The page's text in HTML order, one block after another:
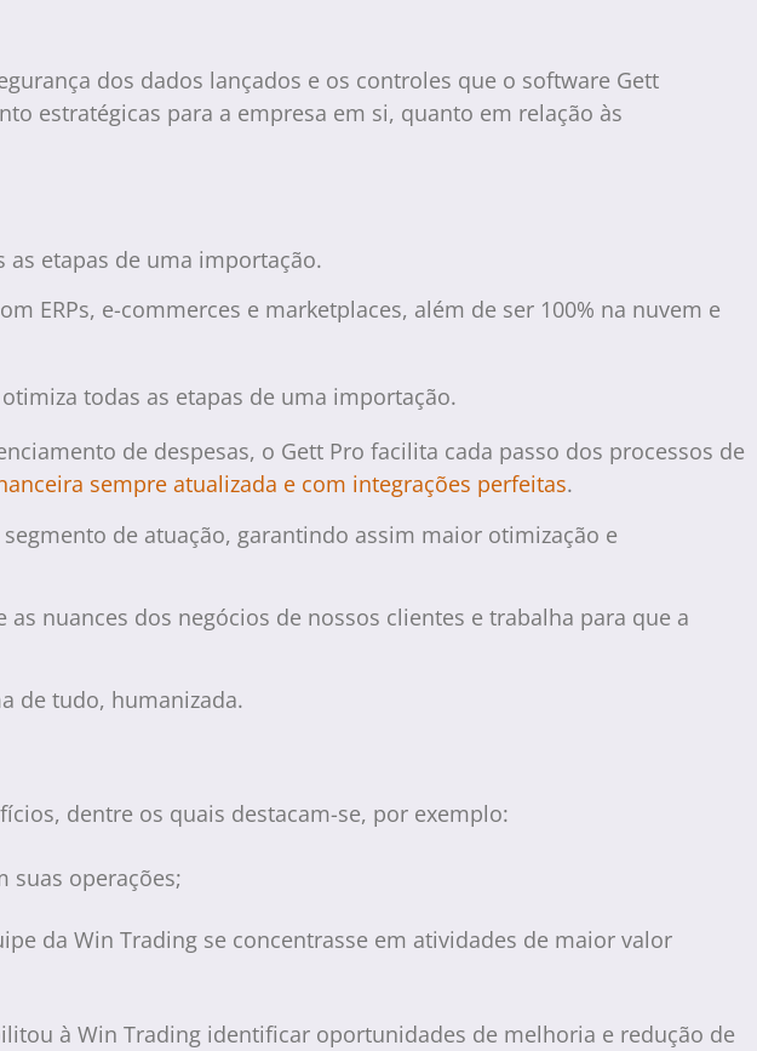
dos dados lançados e os controles que o software Gett
estratégicas para a empresa em si, quanto em relação às
etapas de uma importação.
ERPs, e-commerces e marketplaces, além de ser 100% na nuvem e
todas as etapas de uma importação.
de despesas, o Gett Pro facilita cada passo dos processos de
sempre atualizada e com integrações perfeitas.
de atuação, garantindo assim maior otimização e
nuances dos negócios de nossos clientes e trabalha para que a
de tudo, humanizada.
dentre os quais destacam-se, por exemplo:
suas operações;
da Win Trading se concentrasse em atividades de maior valor
à Win Trading identificar oportunidades de melhoria e redução de